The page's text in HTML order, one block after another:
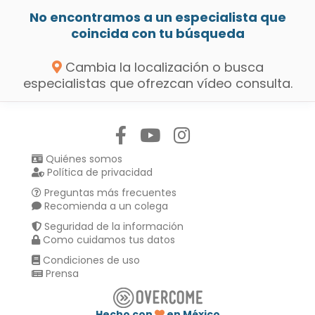
No encontramos a un especialista que
coincida con tu búsqueda
Cambia la localización o busca
especialistas que ofrezcan vídeo consulta.
Quiénes somos
Política de privacidad
Preguntas más frecuentes
Recomienda a un colega
Seguridad de la información
Como cuidamos tus datos
Condiciones de uso
Prensa